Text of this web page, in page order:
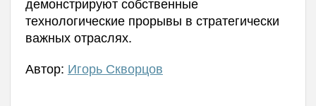
технологические прорывы в стратегически
важных отраслях.
Автор: Игорь Скворцов